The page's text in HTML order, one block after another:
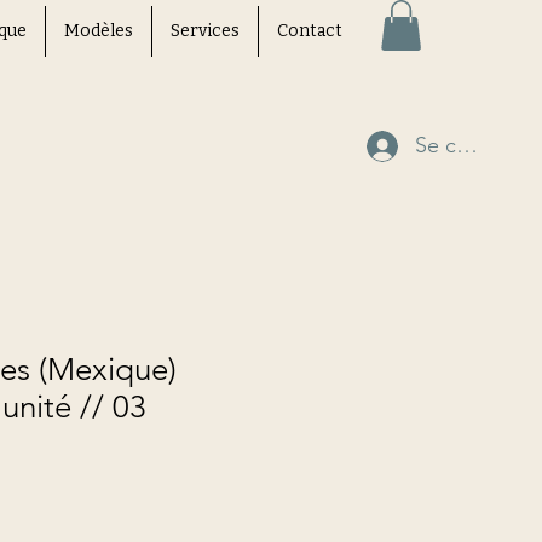
Modèles Services Contact
Se
(Mexique)
// 03